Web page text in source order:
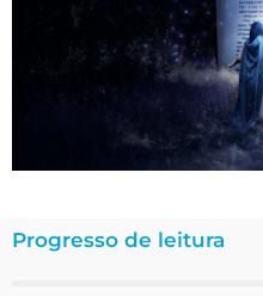
Progresso de leitura